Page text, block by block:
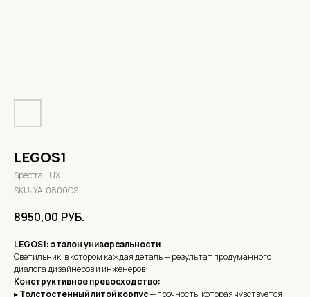
LEGOS1
SpectralLUX
SKU:YA-0800CS
8950,00 РУБ.
LEGOS1: эталон универсальности
Светильник, в котором каждая деталь — результат продуманного
диалога дизайнеров и инженеров:
Конструктивное превосходство:
▸Толстостенный литой корпус— прочность, которая чувствуется